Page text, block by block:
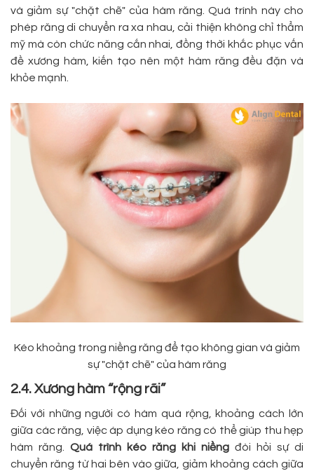
và giảm sự "chặt chẽ" của hàm răng. Quá trình này cho
phép răng di chuyển ra xa nhau, cải thiện không chỉ thẩm
mỹ mà còn chức năng cắn nhai, đồng thời khắc phục vấn
đề xương hàm, kiến tạo nên một hàm răng đều đặn và
khỏe mạnh.
Kéo khoảng trong niềng răng để tạo không gian và giảm
sự "chặt chẽ" của hàm răng
2.4. Xương hàm “rộng rãi”
Đối với những người có hàm quá rộng, khoảng cách lớn
giữa các răng, việc áp dụng kéo răng có thể giúp thu hẹp
hàm răng. Quá trình kéo răng khi niềng đòi hỏi sự di
chuyển răng từ hai bên vào giữa, giảm khoảng cách giữa